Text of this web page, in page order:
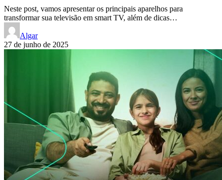
Neste post, vamos apresentar os principais aparelhos para
transformar sua televisão em smart TV, além de dicas…
Algar
27 de junho de 2025